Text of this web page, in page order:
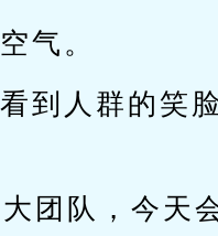
气。
到人群的笑
团队，今天